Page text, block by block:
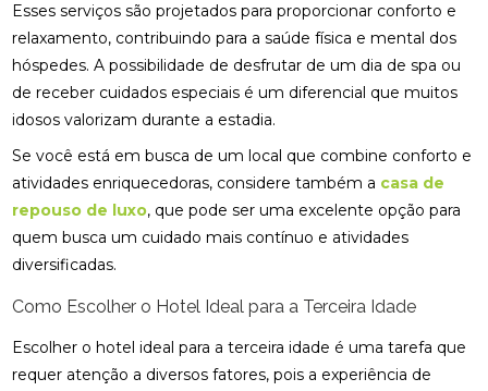
Esses serviços são projetados para proporcionar conforto e
relaxamento, contribuindo para a saúde física e mental dos
hóspedes. A possibilidade de desfrutar de um dia de spa ou
de receber cuidados especiais é um diferencial que muitos
idosos valorizam durante a estadia.
Se você está em busca de um local que combine conforto e
atividades enriquecedoras, considere também a casa de
repouso de luxo, que pode ser uma excelente opção para
quem busca um cuidado mais contínuo e atividades
diversificadas.
Como Escolher o Hotel Ideal para a Terceira Idade
Escolher o hotel ideal para a terceira idade é uma tarefa que
requer atenção a diversos fatores, pois a experiência de